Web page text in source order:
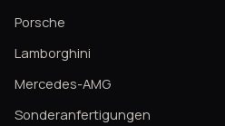
Porsche
Lamborghini
Mercedes-AMG
Sonderanfertigungen